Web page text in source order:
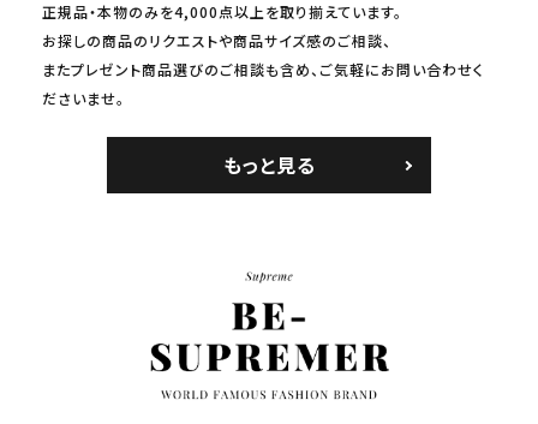
正規品・本物のみを4,000点以上を取り揃えています。
お探しの商品のリクエストや商品サイズ感のご相談、
またプレゼント商品選びのご相談も含め、ご気軽にお問い合わせく
ださいませ。
もっと見る